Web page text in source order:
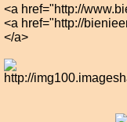
<a href="http://
<a href="http://
</a>